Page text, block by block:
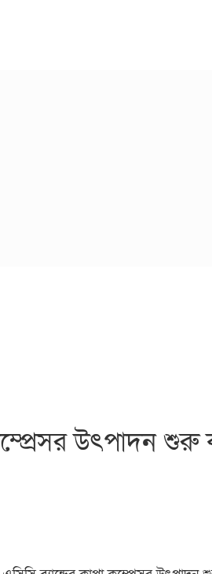
কম্প্রেসর উৎপাদন